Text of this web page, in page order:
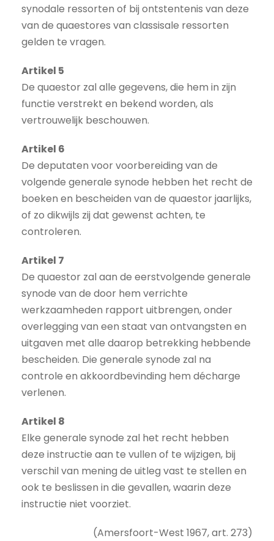
synodale ressorten of bij ontstentenis van deze
van de quaestores van classisale ressorten
gelden te vragen.
Artikel 5
De quaestor zal alle gegevens, die hem in zijn
functie verstrekt en bekend worden, als
vertrouwelijk beschouwen.
Artikel 6
De deputaten voor voorbereiding van de
volgende generale synode hebben het recht de
boeken en bescheiden van de quaestor jaarlijks,
of zo dikwijls zij dat gewenst achten, te
controleren.
Artikel 7
De quaestor zal aan de eerstvolgende generale
synode van de door hem verrichte
werkzaamheden rapport uitbrengen, onder
overlegging van een staat van ontvangsten en
uitgaven met alle daarop betrekking hebbende
bescheiden. Die generale synode zal na
controle en akkoordbevinding hem décharge
verlenen.
Artikel 8
Elke generale synode zal het recht hebben
deze instructie aan te vullen of te wijzigen, bij
verschil van mening de uitleg vast te stellen en
ook te beslissen in die gevallen, waarin deze
instructie niet voorziet.
(Amersfoort-West 1967, art. 273)